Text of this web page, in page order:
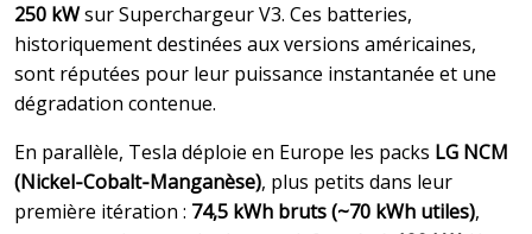
250 kWsur Superchargeur V3. Ces batteries,
historiquement destinées aux versions américaines,
sont réputées pour leur puissance instantanée et une
dégradation contenue.
En parallèle, Tesla déploie en Europe les packs LG NCM
(Nickel‑Cobalt‑Manganèse), plus petits dans leur
première itération : 74,5 kWh bruts (~70 kWh utiles),